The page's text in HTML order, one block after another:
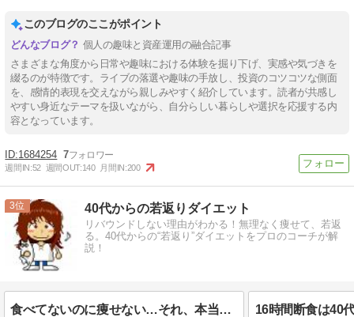
このブログのここがポイント
個人の趣味と資産運用の融合記事
さまざまな角度から日常や趣味における体験を掘り下げ、実感や気づきを
綴るのが特徴です。ライブの落選や趣味の手放し、投資のコツコツな側面
を、感情的表現を交えながら親しみやすく紹介しています。読者が共感し
やすい身近なテーマを扱いながら、自分らしい暮らしや選択を応援する内
容となっています。
1684254 7
週間IN:52 週間OUT:140 月間IN:200
3 40代からの若返りダイエット
リバウンドしない理由がわかる！無理なく痩せて、若返
る。40代からの“若返り”ダイエットをプロのコーチが解
説！
食べてないのに痩せない…それ、本当に停滞期？